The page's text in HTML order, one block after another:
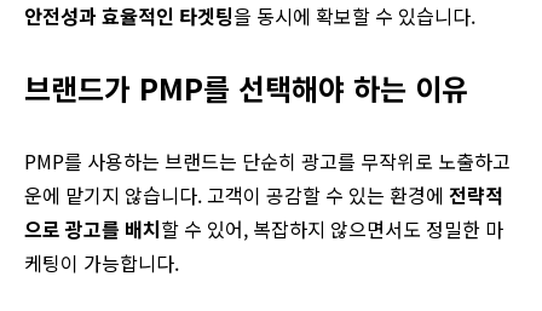
안전성과 효율적인 타겟팅을 동시에 확보할 수 있습니다.
브랜드가 PMP를 선택해야 하는 이유
PMP를 사용하는 브랜드는 단순히 광고를 무작위로 노출하고
운에 맡기지 않습니다. 고객이 공감할 수 있는 환경에 전략적
으로 광고를 배치할 수 있어, 복잡하지 않으면서도 정밀한 마
케팅이 가능합니다.